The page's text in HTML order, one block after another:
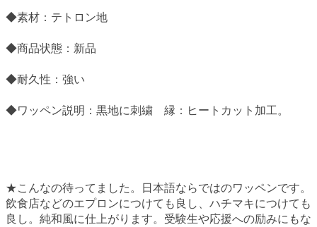
◆素材：テトロン地
◆商品状態：新品
◆耐久性：強い
◆ワッペン説明：黒地に刺繍 縁：ヒートカット加工。
★こんなの待ってました。日本語ならではのワッペンです。
飲食店などのエプロンにつけても良し、ハチマキにつけても
良し。純和風に仕上がります。受験生や応援への励みにもな